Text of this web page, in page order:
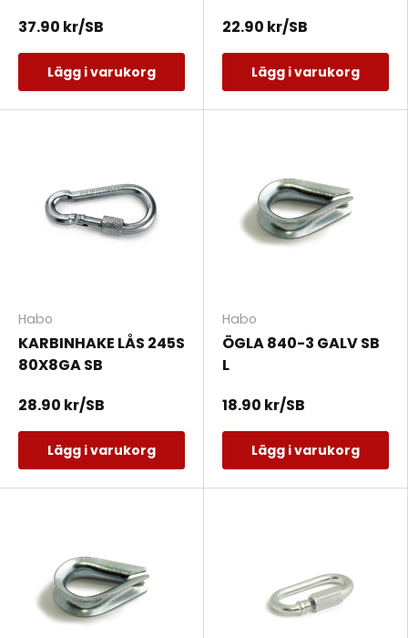
37.90 kr/SB
Lägg i varukorg
22.90 kr/SB
Lägg i varukorg
Habo
KARBINHAKE LÅS 245S
80X8GA SB
28.90 kr/SB
Lägg i varukorg
Habo
ÖGLA 840-3 GALV SB
L
18.90 kr/SB
Lägg i varukorg